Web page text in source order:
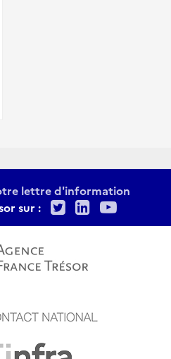
lettre d'information
sur :
TwitterLinkedIn